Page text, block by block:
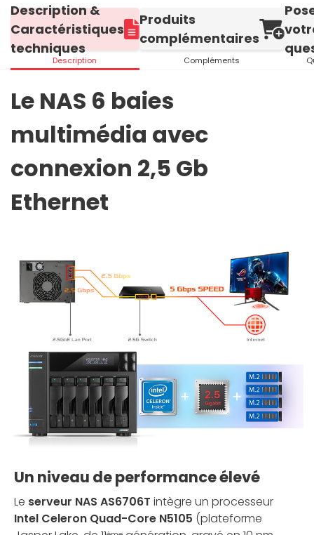
Description &
Caractéristiques
techniques
Description
Produits
complémentaires
Compléments
Le NAS 6 baies
multimédia avec
connexion 2,5 Gb
Ethernet
Un niveau de performance élevé
Le serveur NAS AS6706T intègre un processeur
Intel Celeron Quad-Core N5105 (plateforme